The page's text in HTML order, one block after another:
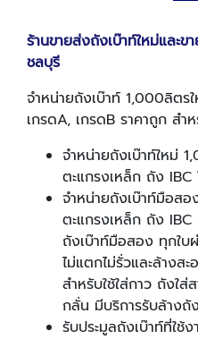
ร้านขายส่งถังเบ๊าท์ใหม่และ
ชลบุรี
จำหน่ายถังเบ๊าท์ 1,000ลิตร
เกรดA, เกรดB ราคาถูก สำ
จำหน่ายถังเบ๊าท์ใหม่
ตะแกรงเหล็ก ถัง IBC
จำหน่ายถังเบ๊าท์มือส
ตะแกรงเหล็ก ถัง
ถังเบ๊าท์มือสอง ทุกใบ
ไม่แตกไม่รั่วและล้างส
สำหรับใช้ใส่กาว ถังใส่
กลั่น มีบริการรับล้างถั
รับประมูลถังเบ๊าท์ที่ใช้